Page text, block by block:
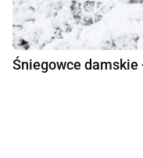
Śniegowce